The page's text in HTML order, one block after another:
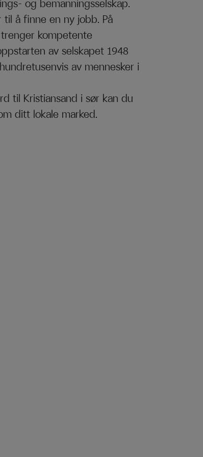
og bemanningsselskap.
å finne en ny jobb. På
kompetente
av selskapet 1948
av mennesker i
til Kristiansand i sør kan du
ditt lokale marked.